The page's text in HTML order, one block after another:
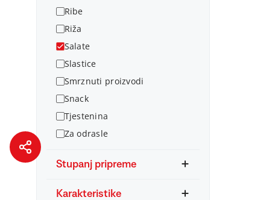
Ribe
Riža
Salate
Slastice
Smrznuti proizvodi
Snack
Tjestenina
Za odrasle
Stupanj pripreme
Karakteristike